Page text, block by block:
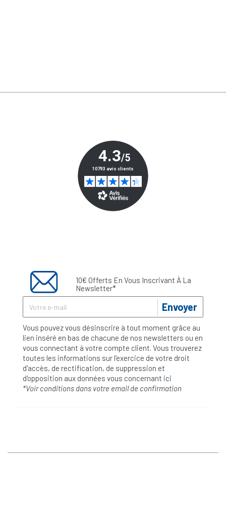
10€ Offerts En Vous Inscrivant À La
Newsletter*
Envoyer
Vous pouvez vous désinscrire à tout moment grâce au
lien inséré en bas de chacune de nos newsletters ou en
vous connectant à votre compte client. Vous trouverez
toutes les informations sur l’exercice de votre droit
d'accès, de rectification, de suppression et
d'opposition aux données vous concernant ici
*Voir conditions dans votre email de confirmation